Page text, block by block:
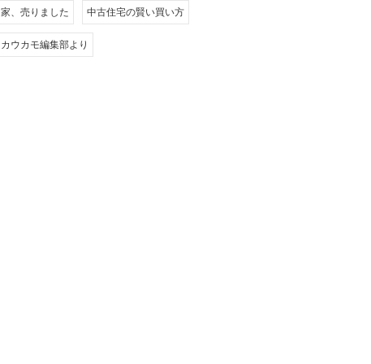
家、売りました 中古住宅の賢い買い方
カウカモ編集部より